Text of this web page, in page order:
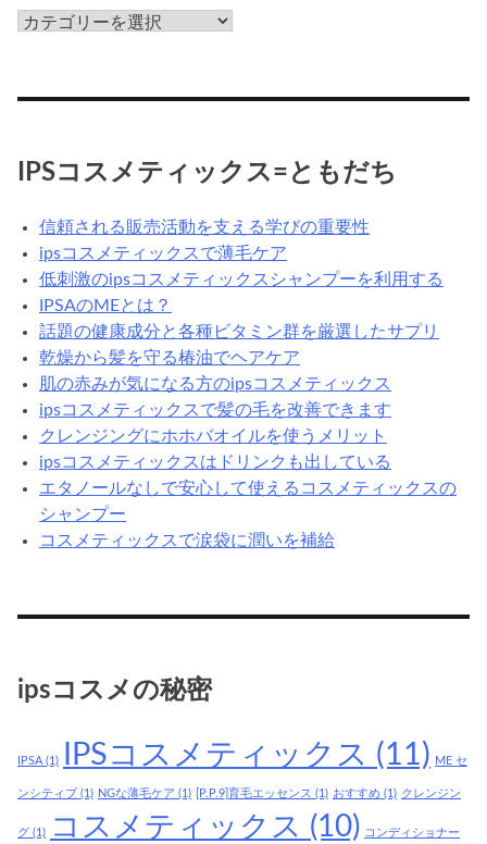
だ
ips
メ
テ
リ
IPSコスメティックス=ともだち
信頼される販売活動を支える学びの重要性
ipsコスメティックスで薄毛ケア
低刺激のipsコスメティックスシャンプーを利用する
IPSAのMEとは？
話題の健康成分と各種ビタミン群を厳選したサプリ
乾燥から髪を守る椿油でヘアケア
肌の赤みが気になる方のipsコスメティックス
ipsコスメティックスで髪の毛を改善できます
クレンジングにホホバオイルを使うメリット
ipsコスメティックスはドリンクも出している
エタノールなしで安心して使えるコスメティックスの
シャンプー
コスメティックスで涙袋に潤いを補給
ipsコスメの秘密
IPSA (1) IPSコスメティックス (11) ME セ
ンシティブ (1) NGな薄毛ケア (1) [P.P.9]育毛エッセンス (1) おすすめ (1) クレンジン
グ (1) コスメティックス (10) コンディショナー